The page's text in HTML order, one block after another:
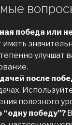
победа или
улучшат
после
полезного
победу”?